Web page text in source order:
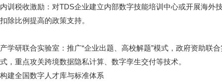
内训税收激励：对TDS企业建立内部数字技能培训中心或开展海外
扣除比例提高的政策支持。
产学研联合实验室：推广“企业出题、高校解题”模式，政府资助联
式，重点攻关跨境数据隐私计算、数字孪生交付等技术。
构建全国数字人才库与标准体系